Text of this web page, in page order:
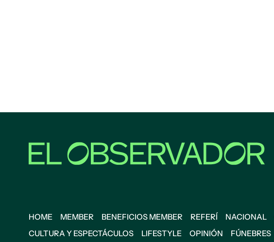
HOME MEMBER BENEFICIOS MEMBER REFERÍ NACIONAL
CULTURA Y ESPECTÁCULOS
LIFESTYLE OPINIÓN FÚNEBRES